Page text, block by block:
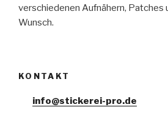
verschiedenen Aufnähern, Patches
Wunsch.
KONTAKT
info@stickerei-pro.de